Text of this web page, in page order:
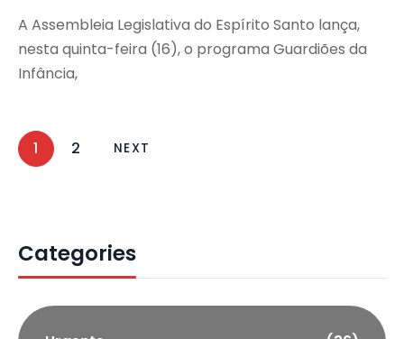
A Assembleia Legislativa do Espírito Santo lança,
nesta quinta-feira (16), o programa Guardiões da
Infância,
1 2 NEXT
Categories